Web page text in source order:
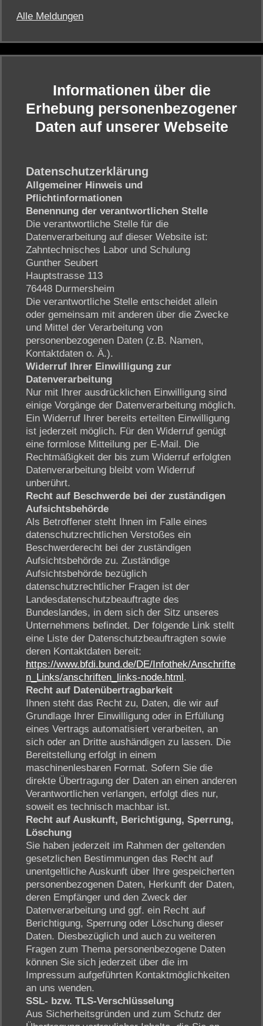
Alle Meldungen
Informationen über die
Erhebung personenbezogener
Daten auf unserer Webseite
Datenschutzerklärung
Allgemeiner Hinweis und
Pflichtinformationen
Benennung der verantwortlichen Stelle
Die verantwortliche Stelle für die
Datenverarbeitung auf dieser Website ist:
Zahntechnisches Labor und Schulung
Gunther Seubert
Hauptstrasse 113
76448 Durmersheim
Die verantwortliche Stelle entscheidet allein
oder gemeinsam mit anderen über die Zwecke
und Mittel der Verarbeitung von
personenbezogenen Daten (z.B. Namen,
Kontaktdaten o. Ä.).
Widerruf Ihrer Einwilligung zur
Datenverarbeitung
Nur mit Ihrer ausdrücklichen Einwilligung sind
einige Vorgänge der Datenverarbeitung möglich.
Ein Widerruf Ihrer bereits erteilten Einwilligung
ist jederzeit möglich. Für den Widerruf genügt
eine formlose Mitteilung per E-Mail. Die
Rechtmäßigkeit der bis zum Widerruf erfolgten
Datenverarbeitung bleibt vom Widerruf
unberührt.
Recht auf Beschwerde bei der zuständigen
Aufsichtsbehörde
Als Betroffener steht Ihnen im Falle eines
datenschutzrechtlichen Verstoßes ein
Beschwerderecht bei der zuständigen
Aufsichtsbehörde zu. Zuständige
Aufsichtsbehörde bezüglich
datenschutzrechtlicher Fragen ist der
Landesdatenschutzbeauftragte des
Bundeslandes, in dem sich der Sitz unseres
Unternehmens befindet. Der folgende Link stellt
eine Liste der Datenschutzbeauftragten sowie
deren Kontaktdaten bereit:
https://www.bfdi.bund.de/DE/Infothek/Anschrifte
n_Links/anschriften_links-node.html.
Recht auf Datenübertragbarkeit
Ihnen steht das Recht zu, Daten, die wir auf
Grundlage Ihrer Einwilligung oder in Erfüllung
eines Vertrags automatisiert verarbeiten, an
sich oder an Dritte aushändigen zu lassen. Die
Bereitstellung erfolgt in einem
maschinenlesbaren Format. Sofern Sie die
direkte Übertragung der Daten an einen anderen
Verantwortlichen verlangen, erfolgt dies nur,
soweit es technisch machbar ist.
Recht auf Auskunft, Berichtigung, Sperrung,
Löschung
Sie haben jederzeit im Rahmen der geltenden
gesetzlichen Bestimmungen das Recht auf
unentgeltliche Auskunft über Ihre gespeicherten
personenbezogenen Daten, Herkunft der Daten,
deren Empfänger und den Zweck der
Datenverarbeitung und ggf. ein Recht auf
Berichtigung, Sperrung oder Löschung dieser
Daten. Diesbezüglich und auch zu weiteren
Fragen zum Thema personenbezogene Daten
können Sie sich jederzeit über die im
Impressum aufgeführten Kontaktmöglichkeiten
an uns wenden.
SSL- bzw. TLS-Verschlüsselung
Aus Sicherheitsgründen und zum Schutz der